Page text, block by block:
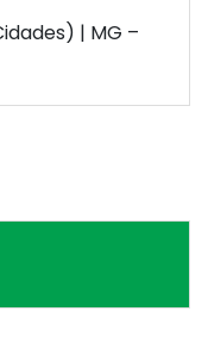
| MG –